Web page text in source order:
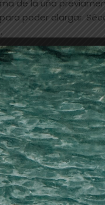
de la uña
poder alargar.
AL CARRITO
artificiales